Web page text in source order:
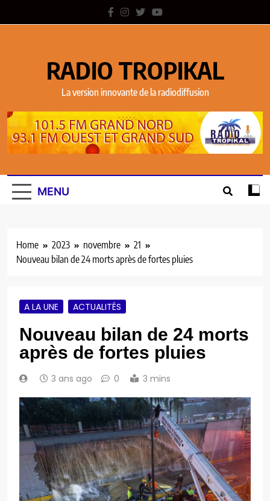
RADIO TROPIKAL
La version innovante de la radiodiffusion
MENU
Home 2023 novembre
21
Nouveau bilan de 24 morts après de fortes pluies
A LA UNE ACTUALITÉS
Nouveau bilan de 24 morts
après de fortes pluies
3 ans ago 0 3 mins